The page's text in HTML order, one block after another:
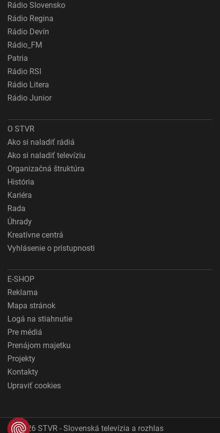
Rádio Slovensko
Rádio Regina
Rádio Devín
Rádio_FM
Patria
Rádio RSI
Rádio Litera
Rádio Junior
O STVR
Ako si naladiť rádiá
Ako si naladiť televíziu
Organizačná štruktúra
História
Kariéra
Rada
Úhrady
Kreatívne centrá
Vyhlásenie o prístupnosti
E-SHOP
Reklama
Mapa stránok
Logá na stiahnutie
Pre médiá
Prenájom majetku
Projekty
Kontakty
Upraviť cookies
© 2026 STVR - Slovenská televízia a rozhlas